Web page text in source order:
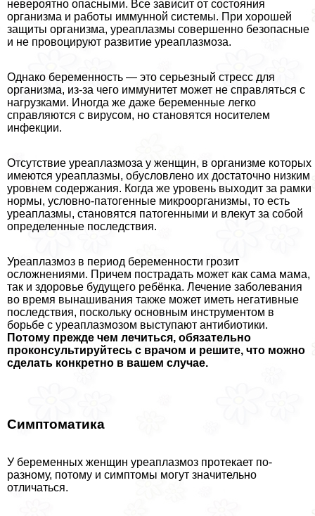
невероятно опасными. Все зависит от состояния
организма и работы иммунной системы. При хорошей
защиты организма, уреаплазмы совершенно безопасные
и не провоцируют развитие уреаплазмоза.
Однако беременность — это серьезный стресс для
организма, из-за чего иммунитет может не справляться с
нагрузками. Иногда же даже беременные легко
справляются с вирусом, но становятся носителем
инфекции.
Отсутствие уреаплазмоза у женщин, в организме которых
имеются уреаплазмы, обусловлено их достаточно низким
уровнем содержания. Когда же уровень выходит за рамки
нормы, условно-патогенные микроорганизмы, то есть
уреаплазмы, становятся патогенными и влекут за собой
определенные последствия.
Уреаплазмоз в период беременности грозит
осложнениями. Причем пострадать может как сама мама,
так и здоровье будущего ребёнка. Лечение заболевания
во время вынашивания также может иметь негативные
последствия, поскольку основным инструментом в
борьбе с уреаплазмозом выступают антибиотики.
Потому прежде чем лечиться, обязательно
проконсультируйтесь с врачом и решите, что можно
сделать конкретно в вашем случае.
Симптоматика
У беременных женщин уреаплазмоз протекает по-
разному, потому и симптомы могут значительно
отличаться.